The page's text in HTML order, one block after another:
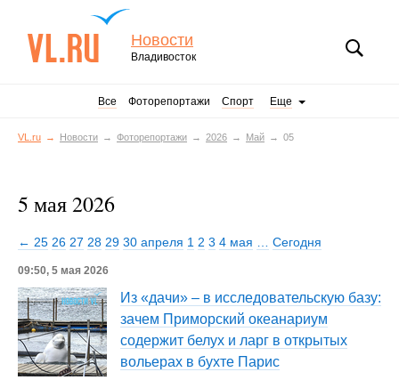
Новости
Владивосток
Все Фоторепортажи Спорт Еще
VL.ru Новости Фоторепортажи 2026 Май 05
5 мая 2026
← 25 26 27 28 29 30 апреля 1 2 3 4 мая Сегодня
09:50, 5 мая 2026
Из «дачи» – в исследовательскую базу:
зачем Приморский океанариум
содержит белух и ларг в открытых
вольерах в бухте Парис